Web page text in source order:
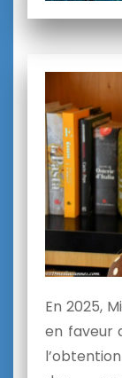
En 2025,
en faveur